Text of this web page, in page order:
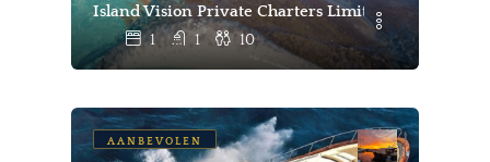
Island Vision Private Charters Limited - Privé
1 1 10
AANBEVOLEN